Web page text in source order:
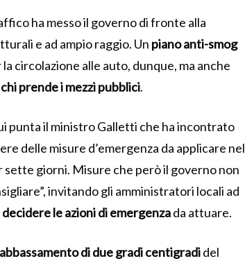
ha messo il governo di fronte alla
e ad ampio raggio. Un piano anti-smog
circolazione alle auto, dunque, ma anche
prende i mezzi pubblici.
punta il ministro Galletti che ha incontrato
delle misure d’emergenza da applicare nel
sette giorni. Misure che però il governo non
invitando gli amministratori locali ad
decidere le azioni di emergenzada attuare.
di due gradi centigradidel